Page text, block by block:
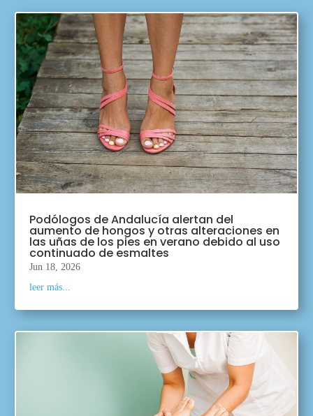
Podólogos de Andalucía alertan del
aumento de hongos y otras alteraciones en
las uñas de los pies en verano debido al uso
continuado de esmaltes
Jun 18, 2026
leer más...